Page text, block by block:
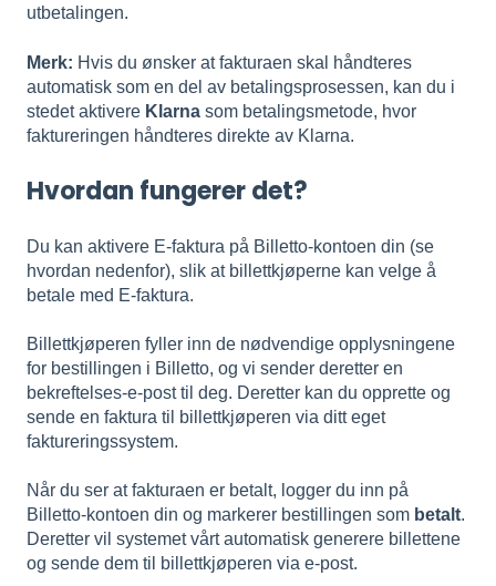
utbetalingen.
Merk: Hvis du ønsker at fakturaen skal håndteres
automatisk som en del av betalingsprosessen, kan du i
stedet aktivere Klarna som betalingsmetode, hvor
faktureringen håndteres direkte av Klarna.
Hvordan fungerer det?
Du kan aktivere E-faktura på Billetto-kontoen din (se
hvordan nedenfor), slik at billettkjøperne kan velge å
betale med E-faktura.
Billettkjøperen fyller inn de nødvendige opplysningene
for bestillingen i Billetto, og vi sender deretter en
bekreftelses-e-post til deg. Deretter kan du opprette og
sende en faktura til billettkjøperen via ditt eget
faktureringssystem.
Når du ser at fakturaen er betalt, logger du inn på
Billetto-kontoen din og markerer bestillingen som betalt.
Deretter vil systemet vårt automatisk generere billettene
og sende dem til billettkjøperen via e-post.